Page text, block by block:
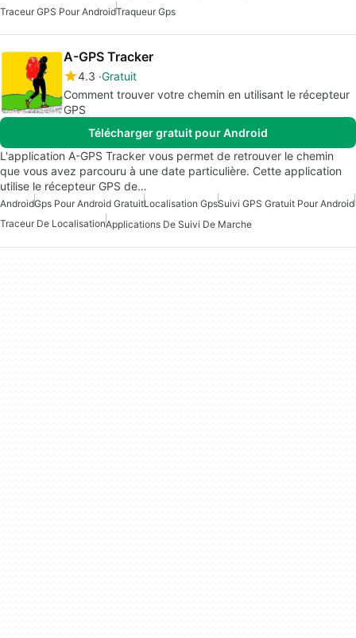
Traceur GPS Pour AndroidTraqueur Gps
A-GPS Tracker
4.3 Gratuit
Comment trouver votre chemin en utilisant le récepteur
GPS
Télécharger gratuit pour Android
L'application A-GPS Tracker vous permet de retrouver le chemin
que vous avez parcouru à une date particulière. Cette application
utilise le récepteur GPS de…
AndroidGps Pour Android GratuitLocalisation GpsSuivi GPS Gratuit Pour Android
Traceur De LocalisationApplications De Suivi De Marche